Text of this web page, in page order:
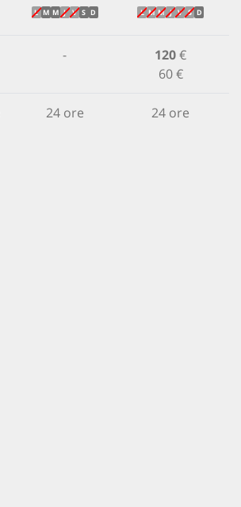
L M M J V S D L M M J V S D
- 120€
60 €
24 ore 24 ore